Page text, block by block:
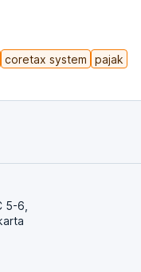
coretax system
pajak
5-6,